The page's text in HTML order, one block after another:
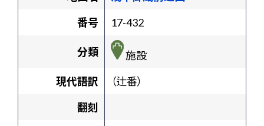
番号
17-432
分類
施設
現代語訳
（辻番）
翻刻